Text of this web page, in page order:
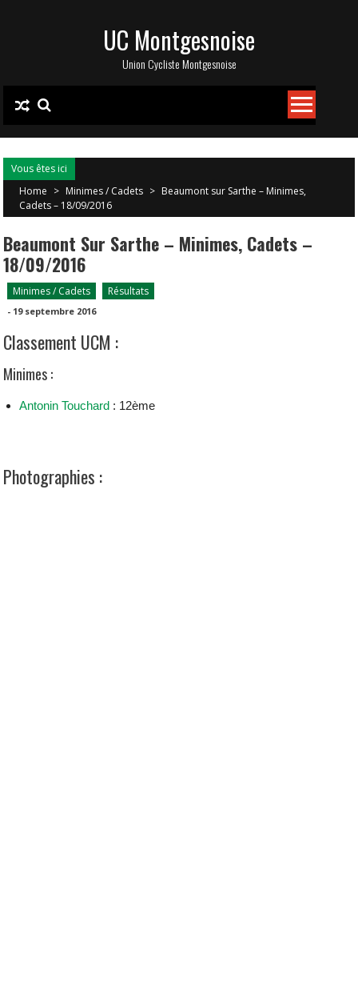
UC Montgesnoise
Union Cycliste Montgesnoise
Vous êtes ici
Home > Minimes / Cadets > Beaumont sur Sarthe – Minimes,
Cadets – 18/09/2016
Beaumont Sur Sarthe – Minimes, Cadets –
18/09/2016
Minimes / Cadets Résultats
- 19 septembre 2016
Classement UCM :
Minimes :
Antonin Touchard : 12ème
Photographies :